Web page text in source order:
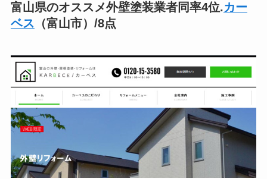
富山県のオススメ外壁塗装業者同率4位.カー
ベス （富山市）/8点